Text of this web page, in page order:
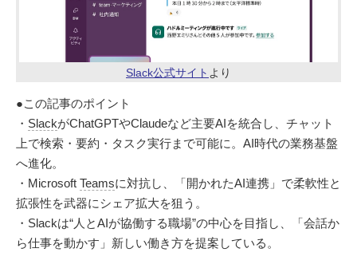
Slack公式サイト より
●この記事のポイント
・ SlackがChatGPTやClaudeなど主要AIを統合し、チャット
上で検索・要約・タスク実行まで可能に。AI時代の業務基盤
へ進化。
・Microsoft Teamsに対抗し、「開かれたAI連携」で柔軟性と
拡張性を武器にシェア拡大を狙う。
・Slackは“人とAIが協働する職場”の中心を目指し、「会話か
ら仕事を動かす」新しい働き方を提案している。